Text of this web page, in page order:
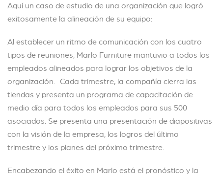
Aquí un caso de estudio de una organización que logró
exitosamente la alineación de su equipo:
Al establecer un ritmo de comunicación con los cuatro
tipos de reuniones, Marlo Furniture mantuvio a todos los
empleados alineados para lograr los objetivos de la
organización. Cada trimestre, la compañía cierra las
tiendas y presenta un programa de capacitación de
medio día para todos los empleados para sus 500
asociados. Se presenta una presentación de diapositivas
con la visión de la empresa, los logros del último
trimestre y los planes del próximo trimestre.
Encabezando el éxito en Marlo está el pronóstico y la